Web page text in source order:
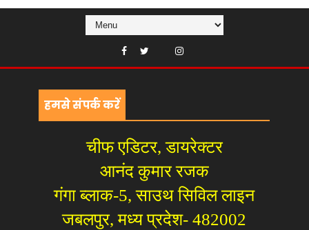
हमसे संपर्क करें
चीफ एडिटर, डायरेक्टर
आनंद कुमार रजक
गंगा ब्लाक-5, साउथ सिविल लाइन
जबलपुर, मध्य प्रदेश- 482002